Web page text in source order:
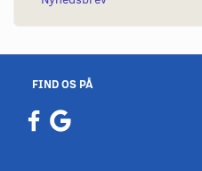
FIND OS PÅ